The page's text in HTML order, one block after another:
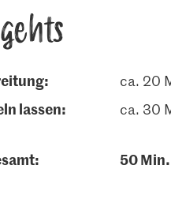
ca. 20
lassen: ca. 30
50 Min.